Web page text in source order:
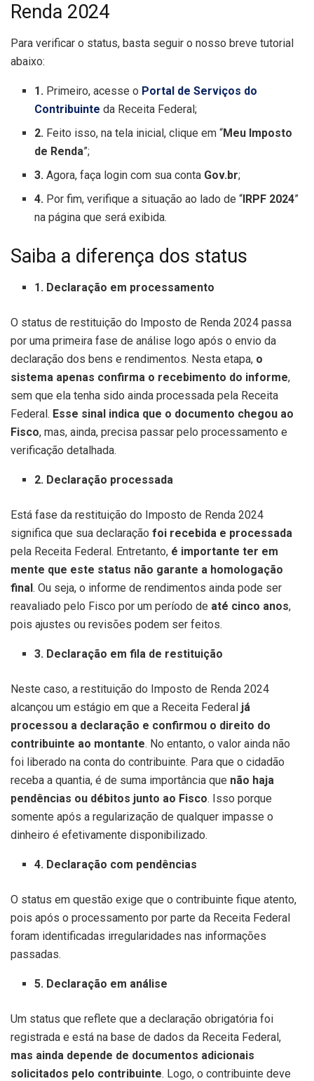
Renda 2024
Para verificar o status, basta seguir o nosso breve tutorial
abaixo:
1. Primeiro, acesse o Portal de Serviços do
Contribuinte da Receita Federal;
2. Feito isso, na tela inicial, clique em “Meu Imposto
de Renda”;
3.Agora, faça login com sua conta Gov.br;
4. Por fim, verifique a situação ao lado de “IRPF 2024”
na página que será exibida.
Saiba a diferença dos status
1. Declaração em processamento
O status de restituição do Imposto de Renda 2024 passa
por uma primeira fase de análise logo após o envio da
declaração dos bens e rendimentos. Nesta etapa, o
sistema apenas confirma o recebimento do informe,
sem que ela tenha sido ainda processada pela Receita
Federal. Esse sinal indica que o documento chegou ao
Fisco, mas, ainda, precisa passar pelo processamento e
verificação detalhada.
2. Declaração processada
Está fase da restituição do Imposto de Renda 2024
significa que sua declaração foi recebida e processada
pela Receita Federal. Entretanto, é importante ter em
mente que este status não garante a homologação
final. Ou seja, o informe de rendimentos ainda pode ser
reavaliado pelo Fisco por um período de até cinco anos,
pois ajustes ou revisões podem ser feitos.
3. Declaração em fila de restituição
Neste caso, a restituição do Imposto de Renda 2024
alcançou um estágio em que a Receita Federal já
processou a declaração e confirmou o direito do
contribuinte ao montante. No entanto, o valor ainda não
foi liberado na conta do contribuinte. Para que o cidadão
receba a quantia, é de suma importância que não haja
pendências ou débitos junto ao Fisco. Isso porque
somente após a regularização de qualquer impasse o
dinheiro é efetivamente disponibilizado.
4. Declaração com pendências
O status em questão exige que o contribuinte fique atento,
pois após o processamento por parte da Receita Federal
foram identificadas irregularidades nas informações
passadas.
5. Declaração em análise
Um status que reflete que a declaração obrigatória foi
registrada e está na base de dados da Receita Federal,
mas ainda depende de documentos adicionais
solicitados pelo contribuinte. Logo, o contribuinte deve